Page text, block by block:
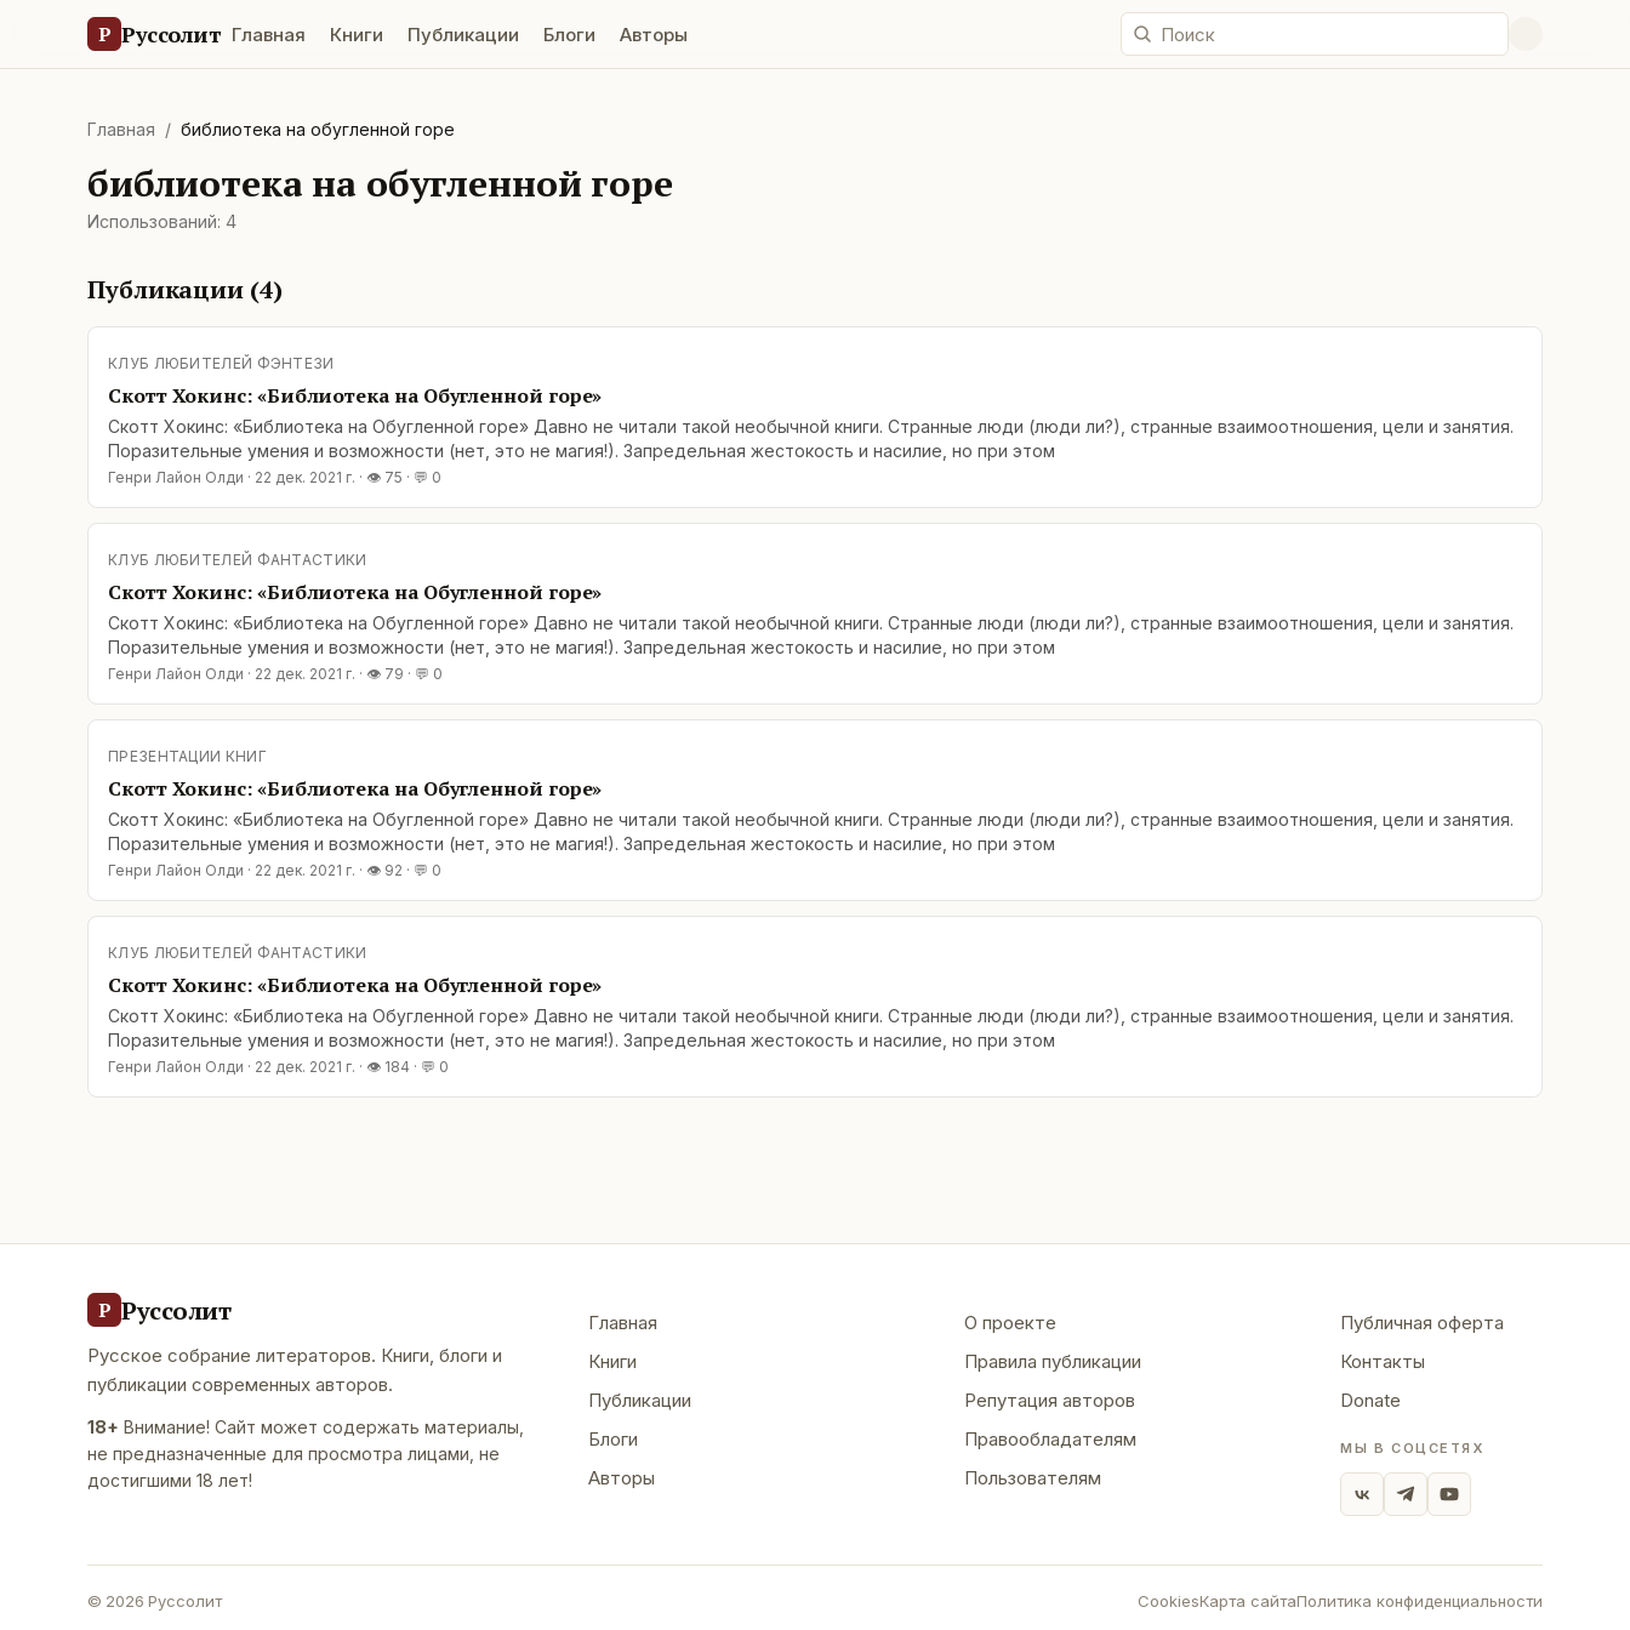
Р Руссолит Главная Книги Публикации Блоги Авторы
Главная / библиотека на обугленной горе
библиотека на обугленной горе
Использований: 4
Публикации (4)
КЛУБ ЛЮБИТЕЛЕЙ ФЭНТЕЗИ
Скотт Хокинс: «Библиотека на Обугленной горе»
Скотт Хокинс: «Библиотека на Обугленной горе» Давно не читали такой необычной книги. Странные люди (люди ли?), странные взаимоотношения, цели и занятия.
Поразительные умения и возможности (нет, это не магия!). Запредельная жестокость и насилие, но при этом
Генри Лайон Олди · 22 дек. 2021 г. · 👁 75 · 💬 0
КЛУБ ЛЮБИТЕЛЕЙ ФАНТАСТИКИ
Скотт Хокинс: «Библиотека на Обугленной горе»
Скотт Хокинс: «Библиотека на Обугленной горе» Давно не читали такой необычной книги. Странные люди (люди ли?), странные взаимоотношения, цели и занятия.
Поразительные умения и возможности (нет, это не магия!). Запредельная жестокость и насилие, но при этом
Генри Лайон Олди · 22 дек. 2021 г. · 👁 79 · 💬 0
ПРЕЗЕНТАЦИИ КНИГ
Скотт Хокинс: «Библиотека на Обугленной горе»
Скотт Хокинс: «Библиотека на Обугленной горе» Давно не читали такой необычной книги. Странные люди (люди ли?), странные взаимоотношения, цели и занятия.
Поразительные умения и возможности (нет, это не магия!). Запредельная жестокость и насилие, но при этом
Генри Лайон Олди · 22 дек. 2021 г. · 👁 92 · 💬 0
КЛУБ ЛЮБИТЕЛЕЙ ФАНТАСТИКИ
Скотт Хокинс: «Библиотека на Обугленной горе»
Скотт Хокинс: «Библиотека на Обугленной горе» Давно не читали такой необычной книги. Странные люди (люди ли?), странные взаимоотношения, цели и занятия.
Поразительные умения и возможности (нет, это не магия!). Запредельная жестокость и насилие, но при этом
Генри Лайон Олди · 22 дек. 2021 г. · 👁 184 · 💬 0
Р Руссолит
Русское собрание литераторов. Книги, блоги и
публикации современных авторов.
18+ Внимание! Сайт может содержать материалы,
не предназначенные для просмотра лицами, не
достигшими 18 лет!
Главная
Книги
Публикации
Блоги
Авторы
О проекте
Правила публикации
Репутация авторов
Правообладателям
Пользователям
Публичная оферта
Контакты
Donate
МЫ В СОЦСЕТЯХ
© 2026 Руссолит CookiesКарта сайтаПолитика конфиденциальности